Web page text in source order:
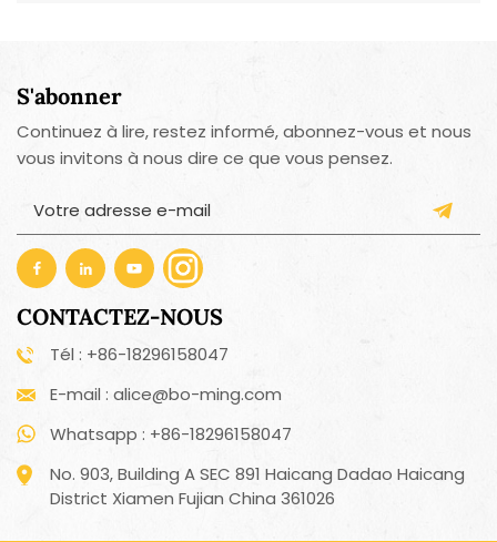
S'abonner
Continuez à lire, restez informé, abonnez-vous et nous
vous invitons à nous dire ce que vous pensez.
CONTACTEZ-NOUS
Tél : +86-18296158047
E-mail : alice@bo-ming.com
Whatsapp : +86-18296158047
No. 903, Building A SEC 891 Haicang Dadao Haicang
District Xiamen Fujian China 361026